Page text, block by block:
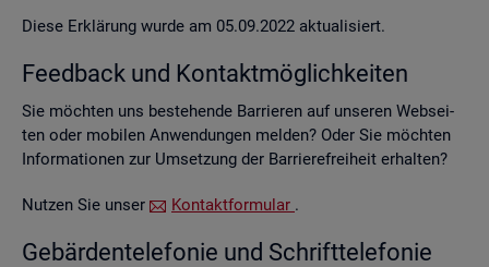
Diese Er­klä­rung wurde am 05.09.2022 ak­tua­li­siert.
Feed­back und Kon­takt­mög­lich­kei­ten
Sie möch­ten uns be­stehen­de Bar­rie­ren auf un­se­ren Web­sei­
ten oder mo­bi­len An­wen­dun­gen mel­den? Oder Sie möch­ten
In­for­ma­tio­nen zur Um­set­zung der Bar­rie­re­frei­heit er­hal­ten?
Nut­zen Sie unser Kon­takt­for­mu­lar .
Ge­bär­den­te­le­fo­nie und Schrift­te­le­fo­nie